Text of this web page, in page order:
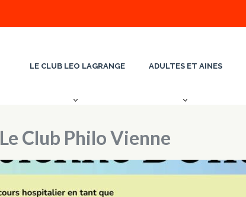
LE CLUB LEO LAGRANGE ADULTES ET AINES
Le Club Philo Vienne